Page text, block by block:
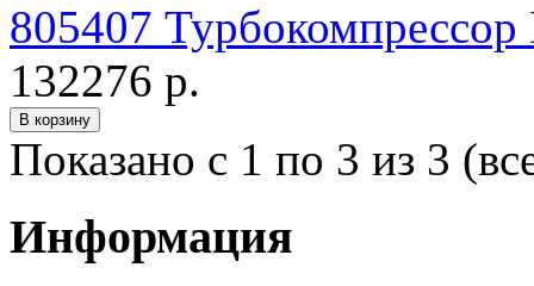
805407
132276 р.
Показано с 1 по 3 из 3
Информация